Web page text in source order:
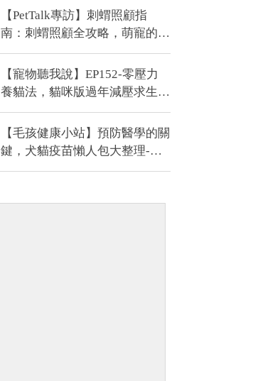
【PetTalk專訪】刺蝟照顧指
南：刺蝟照顧全攻略，萌寵的健
康秘訣｜專業獸醫—侯彣
【寵物聽我說】EP152-零壓力
養貓法，貓咪版過年減壓求生
術！｜專業獸醫—黃偉珍
【毛孩健康小站】預防醫學的關
鍵，犬貓疫苗懶人包大整理-上
集｜程若芷獸醫師